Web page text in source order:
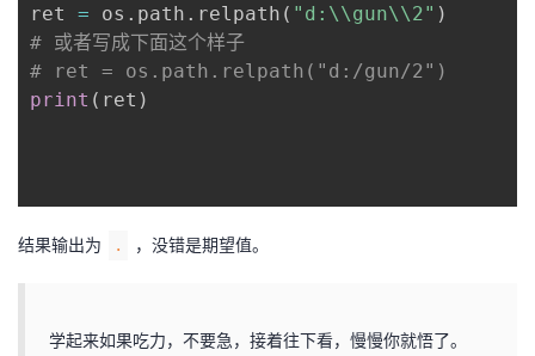
ret = os . path . relpath ( "d:\\gun\\2" )
# 或者写成下面这个样子
# ret = os.path.relpath("d:/gun/2")
print ( ret )
结果输出为 . ，没错是期望值。
学起来如果吃力，不要急，接着往下看，慢慢你就悟了。